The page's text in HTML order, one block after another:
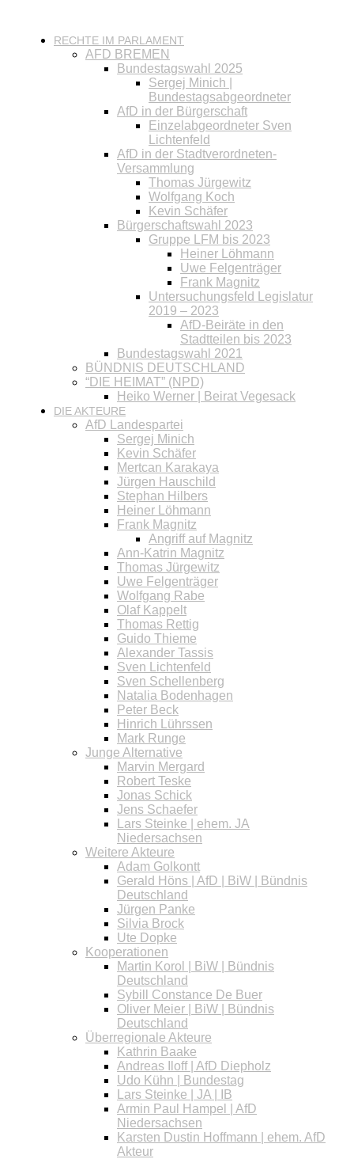
RECHTE IM PARLAMENT
AFD BREMEN
Bundestagswahl 2025
Sergej Minich |
Bundestagsabgeordneter
AfD in der Bürgerschaft
Einzelabgeordneter Sven
Lichtenfeld
AfD in der Stadtverordneten-
Versammlung
Thomas Jürgewitz
Wolfgang Koch
Kevin Schäfer
Bürgerschaftswahl 2023
Gruppe LFM bis 2023
Heiner Löhmann
Uwe Felgenträger
Frank Magnitz
Untersuchungsfeld Legislatur
2019 – 2023
AfD-Beiräte in den
Stadtteilen bis 2023
Bundestagswahl 2021
BÜNDNIS DEUTSCHLAND
“DIE HEIMAT” (NPD)
Heiko Werner | Beirat Vegesack
DIE AKTEURE
AfD Landespartei
Sergej Minich
Kevin Schäfer
Mertcan Karakaya
Jürgen Hauschild
Stephan Hilbers
Heiner Löhmann
Frank Magnitz
Angriff auf Magnitz
Ann-Katrin Magnitz
Thomas Jürgewitz
Uwe Felgenträger
Wolfgang Rabe
Olaf Kappelt
Thomas Rettig
Guido Thieme
Alexander Tassis
Sven Lichtenfeld
Sven Schellenberg
Natalia Bodenhagen
Peter Beck
Hinrich Lührssen
Mark Runge
Junge Alternative
Marvin Mergard
Robert Teske
Jonas Schick
Jens Schaefer
Lars Steinke | ehem. JA
Niedersachsen
Weitere Akteure
Adam Golkontt
Gerald Höns | AfD | BiW | Bündnis
Deutschland
Jürgen Panke
Silvia Brock
Ute Dopke
Kooperationen
Martin Korol | BiW | Bündnis
Deutschland
Sybill Constance De Buer
Oliver Meier | BiW | Bündnis
Deutschland
Überregionale Akteure
Kathrin Baake
Andreas Iloff | AfD Diepholz
Udo Kühn | Bundestag
Lars Steinke | JA | IB
Armin Paul Hampel | AfD
Niedersachsen
Karsten Dustin Hoffmann | ehem. AfD
Akteur